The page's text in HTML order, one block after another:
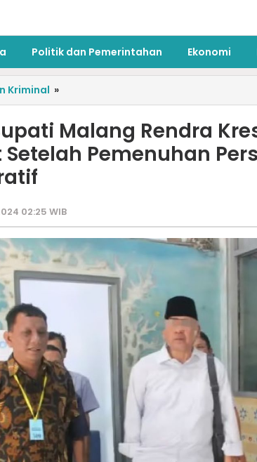
Politik dan Pemerintahan Ekonomi
Kriminal »
Malang Rendra
Setelah Pemenuhan
02:25 WIB